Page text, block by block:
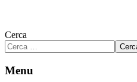
Cerca
Menu